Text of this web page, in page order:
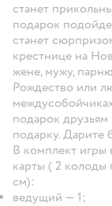
станет
подарок
станет
крестнице на
жене, мужу,
Рождество или
подарок
подарку. Дарите
В комплект игры
карты ( 2 колоды
см):
ведущий — 1;